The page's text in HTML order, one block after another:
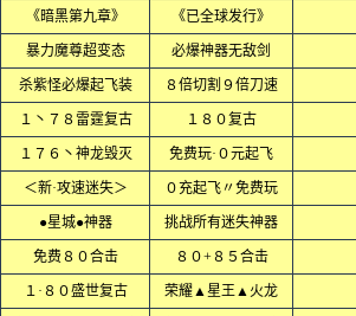
《暗黑第九章》 《已全球发行》
暴力魔尊超变态 必爆神器无敌剑
杀紫怪必爆起飞装 ８倍切割９倍刀速
１丶７８雷霆复古 １８０复古
１７６丶神龙毁灭 免费玩·０元起飞
＜新·攻速迷失＞ ０充起飞〃免费玩
●星城●神器 挑战所有迷失神器
免费８０合击 ８０+８５合击
１·８０盛世复古 荣耀▲星王▲火龙